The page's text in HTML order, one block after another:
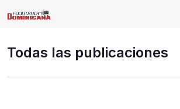
Todas las publicaciones